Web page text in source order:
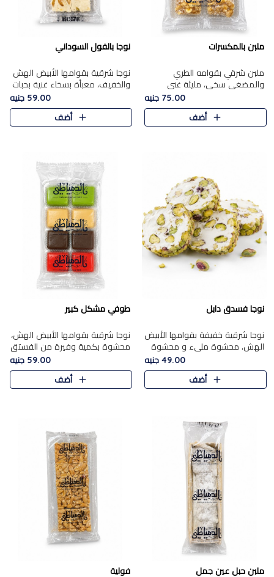
ملبن بالمكسرات
ملبن شرقي بقوامه الطري
والمضغي سخي، مليئة غني
بتشكيلة فاخرة من المكسرات
مشكلة المختارة التي تقدم تضيف
قرمشة مميزة مرضية ونكهة
75.00 جنيه
أضف
نوجا بالفول السوداني
نوجا شرقية بقوامها الأبيض الهش
والخفيف، معبأة بسخاء غنية بحبات
الفول السوداني المحمص التي
يقدم تضيف قرمشة مميزة مرضية
وتوازنًا رائعًا مع حلا..
59.00 جنيه
أضف
نوجا فسدق دابل
نوجا شرقية خفيفة بقوامها الأبيض
الهش، محشوة مليء و محشوة
بـكمية وفيرة من الفستق الفاخر
لتمنحك نكهة مكسرات غنية
وقرمشة مميزة في كل قطعة و
49.00 جنيه
أضف
طوفي مشكل كبير
نوجا شرقية بقوامها الأبيض الهش،
محشوة بكمية وفيرة من الفستق
الفاخر لتمنحك نكهة غنية وقرمشة
مميزة في كل قطعة، لتجربة تجمع
بين الفخامة والمذاق..
59.00 جنيه
أضف
ملبن حبل عين جمل فولية